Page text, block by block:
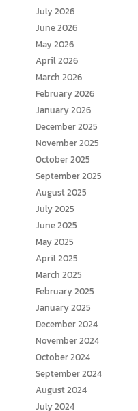
July 2026
June 2026
May 2026
April 2026
March 2026
February 2026
January 2026
December 2025
November 2025
October 2025
September 2025
August 2025
July 2025
June 2025
May 2025
April 2025
March 2025
February 2025
January 2025
December 2024
November 2024
October 2024
September 2024
August 2024
July 2024